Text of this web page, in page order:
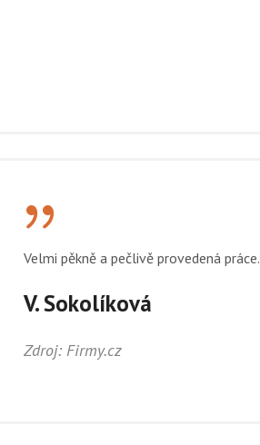
{
Velmi pěkně a pečlivě provedená práce.
V. Sokolíková
Zdroj: Firmy.cz